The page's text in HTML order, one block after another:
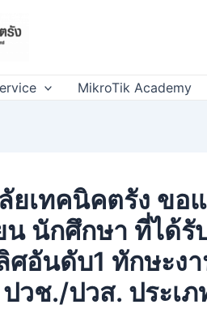
MikroTik Academy
ยเทคนิคตรัง ขอ
น นักศึกษา ที่ได้รั
ศอันดับ1 ทักษะง
วช./ปวส. ประเ